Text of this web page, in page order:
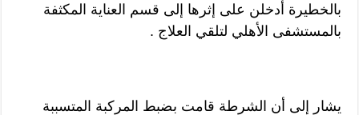
بالخطيرة أدخلن على إثرها إلى قسم العناية المكثفة
بالمستشفى الأهلي لتلقي العلاج .
يشار إلى أن الشرطة قامت بضبط المركبة المتسببة